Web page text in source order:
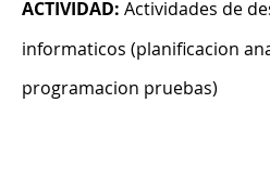
ACTIVIDAD: Actividades de
informaticos (planificacion
programacion pruebas)